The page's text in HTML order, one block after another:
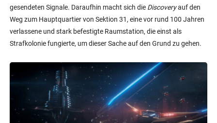
gesendeten Signale. Daraufhin macht sich die Discoveryauf den
Weg zum Hauptquartier von Sektion 31, eine vor rund 100 Jahren
verlassene und stark befestigte Raumstation, die einst als
Strafkolonie fungierte, um dieser Sache auf den Grund zu gehen.